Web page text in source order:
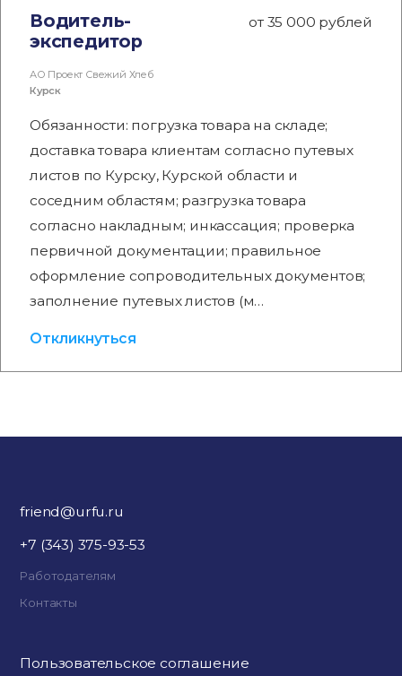
Водитель-
экспедитор
от 35 000 рублей
АО Проект Свежий Хлеб
Курск
Обязанности: пoгpузка товара на складе;
доставка товара клиентам согласно путевых
листов по Курску, Курской области и
соседним областям; разгрузка товара
согласно накладным; инкассация; проверка
первичной документации; правильное
оформление сопроводительных документов;
заполнение путевых листов (м…
Откликнуться
friend@urfu.ru
+7 (343) 375-93-53
Работодателям
Контакты
Пользовательское соглашение